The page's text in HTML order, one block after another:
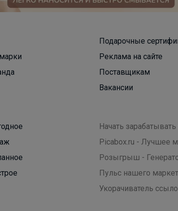
Подарочные
Реклама на сайте
Поставщикам
Вакансии
Начать
Picabox.ru - Лучшее
Розыгрыш -
Пульс нашего
Укорачиватель